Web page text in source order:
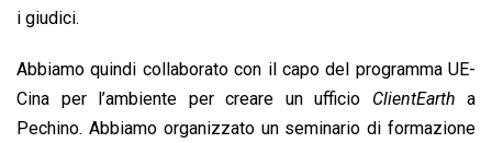
i giudici.
Abbiamo quindi collaborato con il capo del programma UE-
Cina per l’ambiente per creare un ufficio ClientEarth a
Pechino. Abbiamo organizzato un seminario di formazione